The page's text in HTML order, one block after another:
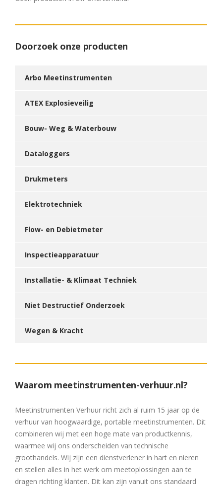
Doorzoek onze producten
Arbo Meetinstrumenten
ATEX Explosieveilig
Bouw- Weg & Waterbouw
Dataloggers
Drukmeters
Elektrotechniek
Flow- en Debietmeter
Inspectieapparatuur
Installatie- & Klimaat Techniek
Niet Destructief Onderzoek
Wegen & Kracht
Waarom meetinstrumenten-verhuur.nl?
Meetinstrumenten Verhuur richt zich al ruim 15 jaar op de
verhuur van hoogwaardige, portable meetinstrumenten. Dit
combineren wij met een hoge mate van productkennis,
waarmee wij ons onderscheiden van technische
groothandels. Wij zijn een dienstverlener in hart en nieren
en stellen alles in het werk om meetoplossingen aan te
dragen richting klanten. Dit kan zijn vanuit ons standaard